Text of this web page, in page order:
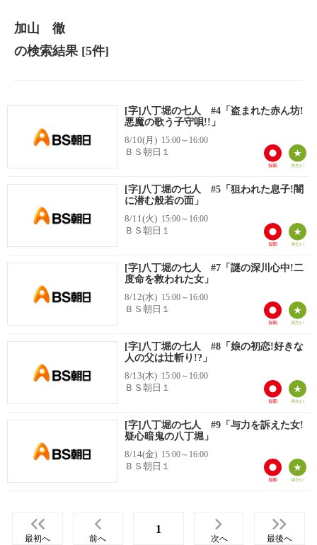
加山 徹
の検索結果[5件]
[字]八丁堀の七人 #4「盗まれた赤ん坊!
悪魔の歌う子守唄!!」
8/10(月) 15:00～16:00
ＢＳ朝日１
[字]八丁堀の七人 #5「狙われた息子!闇
に潜む般若の面」
8/11(火) 15:00～16:00
ＢＳ朝日１
[字]八丁堀の七人 #7「謎の深川心中!二
度命を救われた女」
8/12(水) 15:00～16:00
ＢＳ朝日１
[字]八丁堀の七人 #8「娘の初恋!好きな
人の父は辻斬り!?」
8/13(木) 15:00～16:00
ＢＳ朝日１
[字]八丁堀の七人 #9「与力を訴えた女!
疑心暗鬼の八丁堀」
8/14(金) 15:00～16:00
ＢＳ朝日１
最初へ 前へ
1
次へ 最後へ